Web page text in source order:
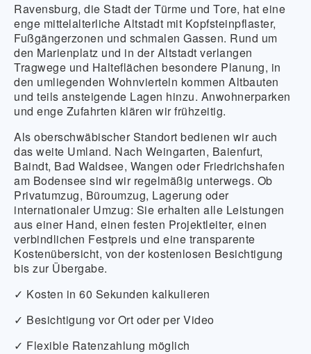
Ravensburg, die Stadt der Türme und Tore, hat eine
enge mittelalterliche Altstadt mit Kopfsteinpflaster,
Fußgängerzonen und schmalen Gassen. Rund um
den Marienplatz und in der Altstadt verlangen
Tragwege und Halteflächen besondere Planung, in
den umliegenden Wohnvierteln kommen Altbauten
und teils ansteigende Lagen hinzu. Anwohnerparken
und enge Zufahrten klären wir frühzeitig.
Als oberschwäbischer Standort bedienen wir auch
das weite Umland. Nach Weingarten, Baienfurt,
Baindt, Bad Waldsee, Wangen oder Friedrichshafen
am Bodensee sind wir regelmäßig unterwegs. Ob
Privatumzug, Büroumzug, Lagerung oder
internationaler Umzug: Sie erhalten alle Leistungen
aus einer Hand, einen festen Projektleiter, einen
verbindlichen Festpreis und eine transparente
Kostenübersicht, von der kostenlosen Besichtigung
bis zur Übergabe.
✓ Kosten in 60 Sekunden kalkulieren
✓ Besichtigung vor Ort oder per Video
✓ Flexible Ratenzahlung möglich